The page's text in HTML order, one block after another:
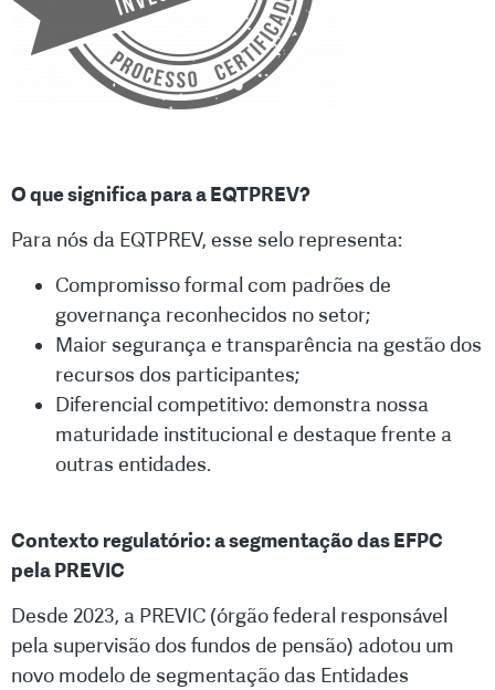
O que significa para a EQTPREV?
Para nós da EQTPREV, esse selo representa:
Compromisso formal com padrões de
governança reconhecidos no setor;
Maior segurança e transparência na gestão dos
recursos dos participantes;
Diferencial competitivo: demonstra nossa
maturidade institucional e destaque frente a
outras entidades.
Contexto regulatório: a segmentação das EFPC
pela PREVIC
Desde 2023, a PREVIC (órgão federal responsável
pela supervisão dos fundos de pensão) adotou um
novo modelo de segmentação das Entidades